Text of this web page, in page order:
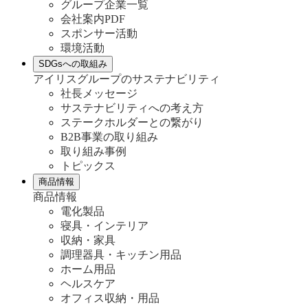
グループ企業一覧
会社案内PDF
スポンサー活動
環境活動
SDGsへの取組み
アイリスグループのサステナビリティ
社長メッセージ
サステナビリティへの考え方
ステークホルダーとの繋がり
B2B事業の取り組み
取り組み事例
トピックス
商品情報
商品情報
電化製品
寝具・インテリア
収納・家具
調理器具・キッチン用品
ホーム用品
ヘルスケア
オフィス収納・用品